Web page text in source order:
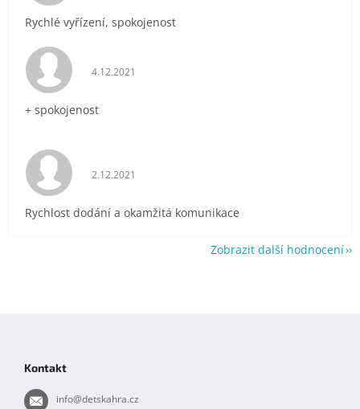
Rychlé vyřízení, spokojenost
Hodnocení obchodu je 5 z 5 hvězdiček.
4.12.2021
+ spokojenost
Hodnocení obchodu je 5 z 5 hvězdiček.
2.12.2021
Rychlost dodání a okamžitá komunikace
Zobrazit další hodnocení
Kontakt
info@detskahra.cz